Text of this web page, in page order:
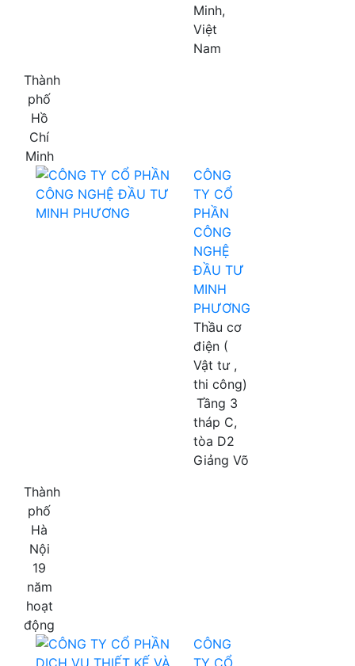
Minh,
Việt
Nam
Thành
phố
Hồ
Chí
Minh
CÔNG
TY CỔ
PHẦN
CÔNG
NGHỆ
ĐẦU TƯ
MINH
PHƯƠNG
Thầu cơ
điện (
Vật tư ,
thi công)
Tầng 3
tháp C,
tòa D2
Giảng Võ
Thành
phố
Hà
Nội
19
năm
hoạt
động
CÔNG
TY CỔ